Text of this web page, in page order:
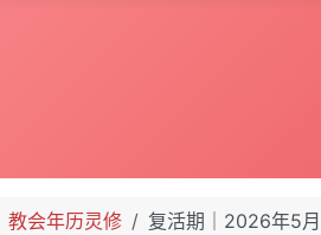
教会年历灵修 复活期｜2026年5